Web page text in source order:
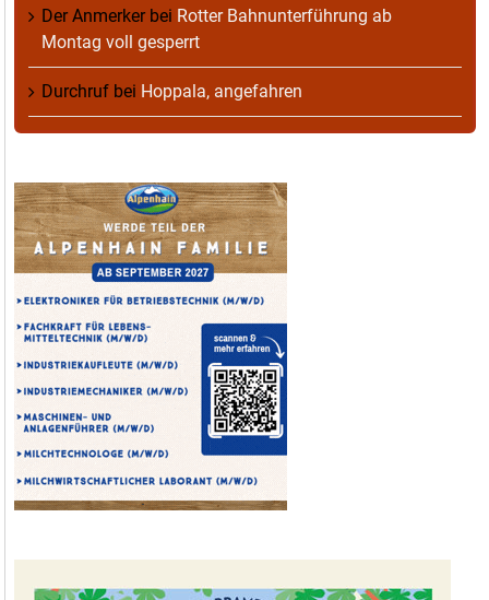
Der Anmerkerbei Rotter Bahnunterführung ab
Montag voll gesperrt
Durchruf bei Hoppala, angefahren